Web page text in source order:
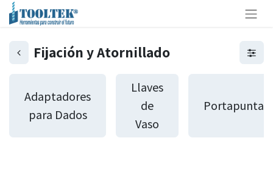
Fijación y Atornillado
Adaptadores
para Dados
Llaves
de
Vaso
Portapuntas